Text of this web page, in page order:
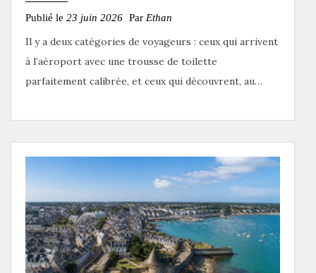
Publié le 23 juin 2026 Par Ethan
Il y a deux catégories de voyageurs : ceux qui arrivent
à l’aéroport avec une trousse de toilette
parfaitement calibrée, et ceux qui découvrent, au…